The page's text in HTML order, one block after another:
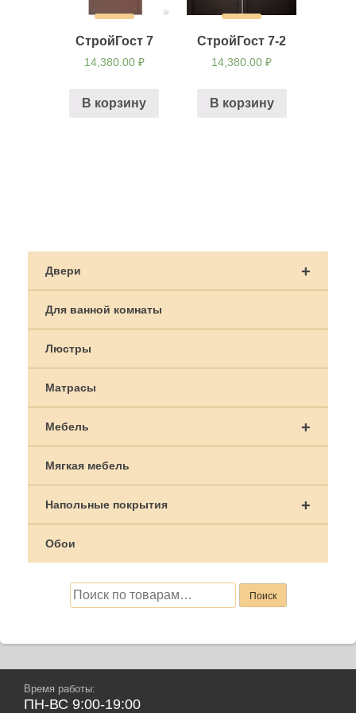
СтройГост 7
14,380.00 ₽
В корзину
СтройГост 7-2
14,380.00₽
В корзину
по
записям
+
Двери
Для ванной комнаты
Люстры
Матрасы
+
Мебель
Мягкая мебель
+
Напольные покрытия
Обои
Искать: Поиск
Время работы:
ПН-ВС 9:00-19:00